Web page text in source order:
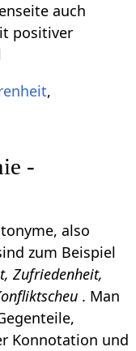
auch
positiver
,
-
also
zum Beispiel
Zufriedenheit,
. Man
Konnotation und